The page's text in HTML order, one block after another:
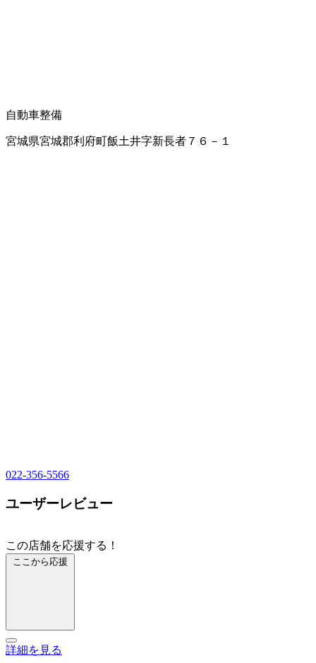
自動車整備
宮城県宮城郡利府町飯土井字新長者７６－１
022-356-5566
ユーザーレビュー
この店舗を応援する！
ここから応援
詳細を見る